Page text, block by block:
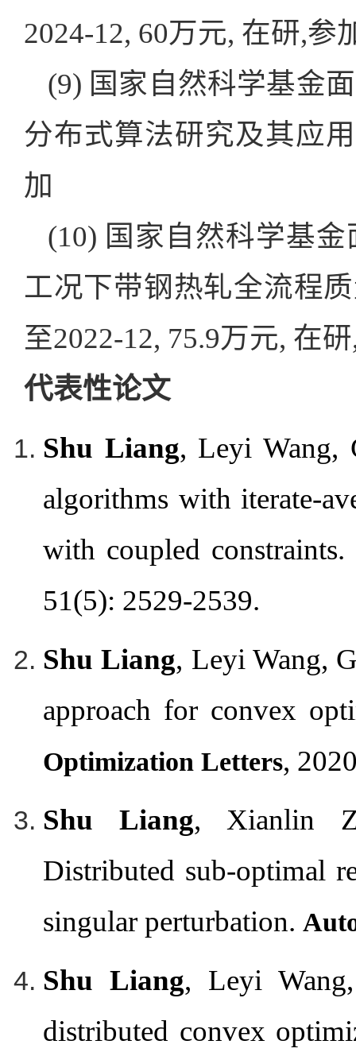
2024-12, 60万元, 在研,参
(9) 国家自然科学基金
分布式算法研究及其应
加
(10) 国家自然科学基
工况下带钢热轧全流程
至2022-12, 75.9万元, 在
代表性论文
Shu Liang, Leyi Wang,
algorithms with iterate-
with coupled constraints.
51(5): 2529-2539.
Shu Liang, Leyi Wang,
approach for convex
Optimization Letters,
Shu Liang, Xianlin
Distributed sub-optimal
singular perturbation.
Shu Liang, Leyi
distributed convex